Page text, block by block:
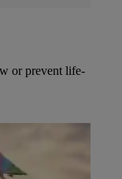
or prevent life-